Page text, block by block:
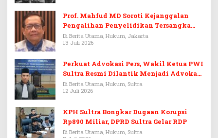
Prof. Mahfud MD Soroti Kejanggalan
Pengalihan Penyelidikan Tersangka
Febrie Adriansyah
Di Berita Utama, Hukum, Jakarta
13 Juli 2026
Perkuat Advokasi Pers, Wakil Ketua PWI
Sultra Resmi Dilantik Menjadi Advokat
PERADI
Di Berita Utama, Hukum, Sultra
12 Juli 2026
KPH Sultra Bongkar Dugaan Korupsi
Rp890 Miliar, DPRD Sultra Gelar RDP
Di Berita Utama, Hukum, Sultra